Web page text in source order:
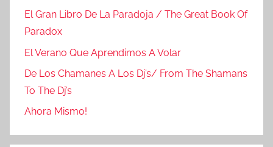
El Gran Libro De La Paradoja / The Great Book Of
Paradox
El Verano Que Aprendimos A Volar
De Los Chamanes A Los Dj’s/ From The Shamans
To The Dj’s
Ahora Mismo!